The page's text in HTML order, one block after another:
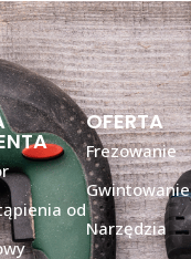
od
OFERTA
Frezowanie
Gwintowanie
Narzędzia